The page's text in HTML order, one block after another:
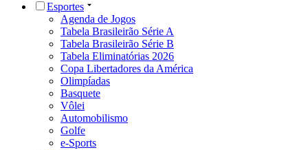
Esportes
Agenda de Jogos
Tabela Brasileirão Série A
Tabela Brasileirão Série B
Tabela Eliminatórias 2026
Copa Libertadores da América
Olimpíadas
Basquete
Vôlei
Automobilismo
Golfe
e-Sports